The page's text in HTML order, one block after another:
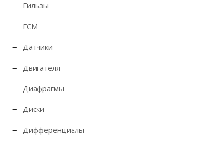
Гильзы
ГСМ
Датчики
Двигателя
Диафрагмы
Диски
Дифференциалы